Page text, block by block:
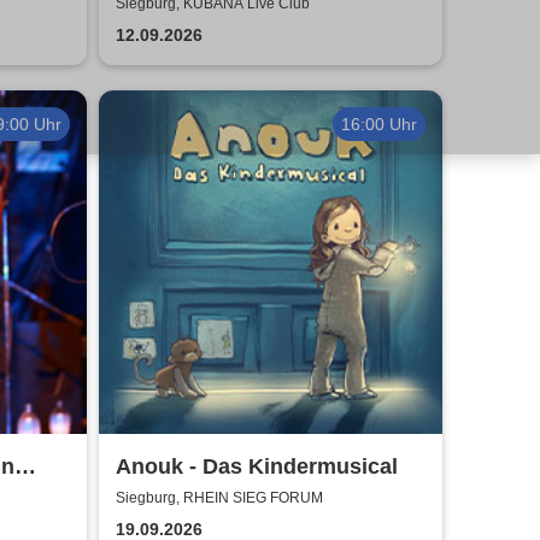
Siegburg, KUBANA Live Club
12.09.2026
Uhr 16:00 Uhr
Anouk - Das Kindermusical
Siegburg, RHEIN SIEG FORUM
19.09.2026